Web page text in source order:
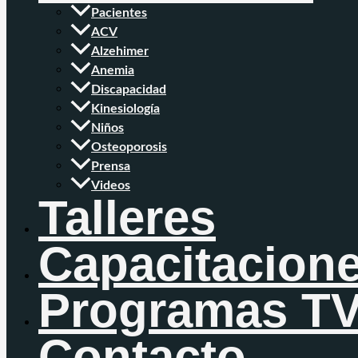
Pacientes
ACV
Alzehimer
Anemia
Discapacidad
Kinesiología
Niños
Osteoporosis
Prensa
Videos
Talleres
Programas